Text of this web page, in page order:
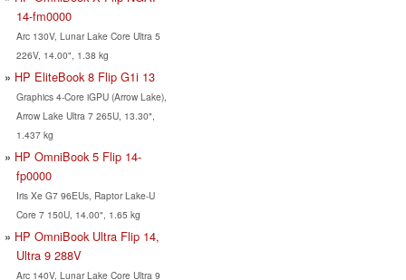
14-fm0000
Arc 130V, Lunar Lake Core Ultra 5
226V, 14.00", 1.38 kg
HP EliteBook 8 Flip G1i 13
Graphics 4-Core iGPU (Arrow Lake),
Arrow Lake Ultra 7 265U, 13.30",
1.437 kg
HP OmniBook 5 Flip 14-
fp0000
Iris Xe G7 96EUs, Raptor Lake-U
Core 7 150U, 14.00", 1.65 kg
HP OmniBook Ultra Flip 14,
Ultra 9 288V
Arc 140V, Lunar Lake Core Ultra 9